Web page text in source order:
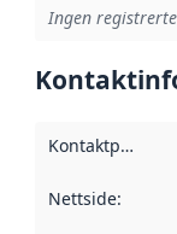
Ingen
Kontaktpunkt
Nettside: